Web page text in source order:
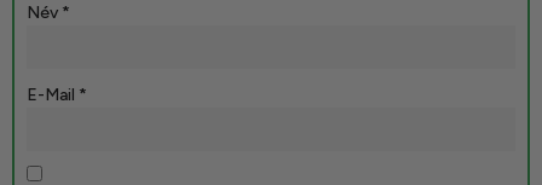
Név *
E-Mail *